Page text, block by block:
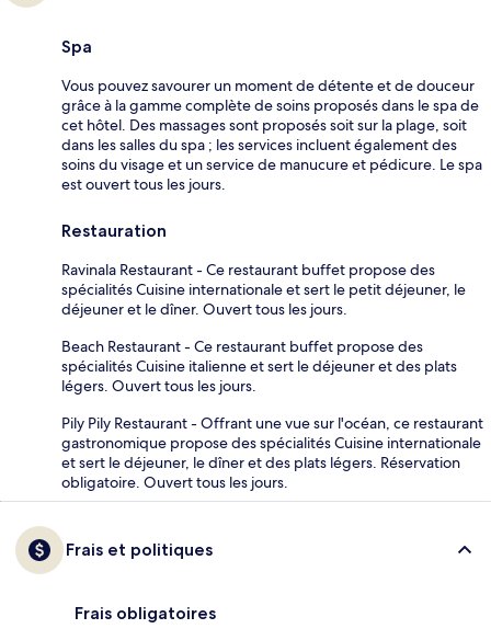
Spa
Vous pouvez savourer un moment de détente et de douceur
grâce à la gamme complète de soins proposés dans le spa de
cet hôtel. Des massages sont proposés soit sur la plage, soit
dans les salles du spa ; les services incluent également des
soins du visage et un service de manucure et pédicure. Le spa
est ouvert tous les jours.
Restauration
Ravinala Restaurant - Ce restaurant buffet propose des
spécialités Cuisine internationale et sert le petit déjeuner, le
déjeuner et le dîner. Ouvert tous les jours.
Beach Restaurant - Ce restaurant buffet propose des
spécialités Cuisine italienne et sert le déjeuner et des plats
légers. Ouvert tous les jours.
Pily Pily Restaurant - Offrant une vue sur l'océan, ce restaurant
gastronomique propose des spécialités Cuisine internationale
et sert le déjeuner, le dîner et des plats légers. Réservation
obligatoire. Ouvert tous les jours.
Frais et politiques
Frais obligatoires